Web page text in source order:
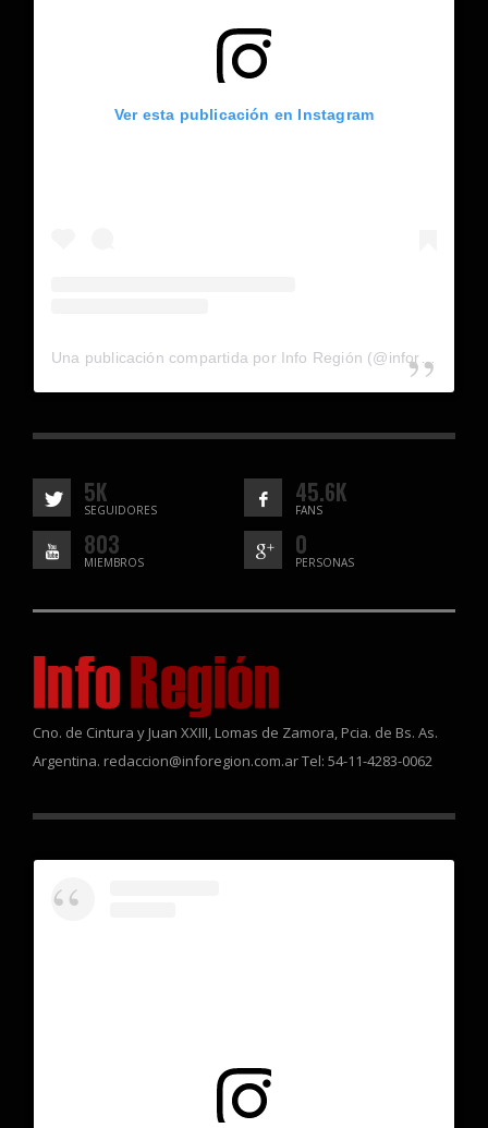
Ver esta publicación en Instagram
Una publicación compartida por Info Región (@inforegion_redes)
5K
SEGUIDORES
45.6K
FANS
803
MIEMBROS
0
PERSONAS
Cno. de Cintura y Juan XXIII, Lomas de Zamora, Pcia. de Bs. As.
Argentina. redaccion@inforegion.com.ar Tel: 54-11-4283-0062